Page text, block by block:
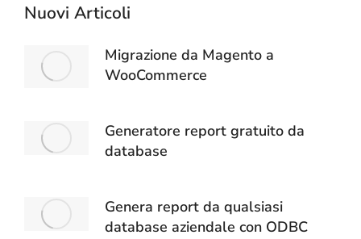
Nuovi Articoli
Migrazione da Magento a
WooCommerce
Generatore report gratuito da
database
Genera report da qualsiasi
database aziendale con ODBC